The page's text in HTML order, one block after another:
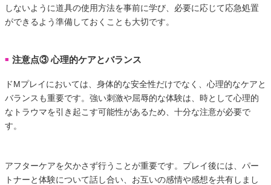
しないように道具の使用方法を事前に学び、必要に応じて応急処置
ができるよう準備しておくことも大切です。
■ 注意点③ 心理的ケアとバランス
ドMプレイにおいては、身体的な安全性だけでなく、心理的なケアと
バランスも重要です。強い刺激や屈辱的な体験は、時として心理的
なトラウマを引き起こす可能性があるため、十分な注意が必要で
す。
アフターケアを欠かさず行うことが重要です。プレイ後には、パー
トナーと体験について話し合い、お互いの感情や感想を共有しまし